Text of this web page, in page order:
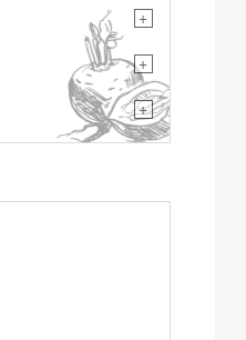
+
+
+